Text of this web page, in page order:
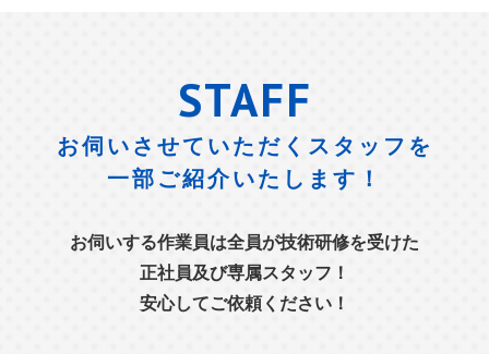
STAFF
お伺いさせていただくスタッフを
一部ご紹介いたします！
お伺いする作業員は全員が技術研修を受けた
正社員及び専属スタッフ！
安心してご依頼ください！